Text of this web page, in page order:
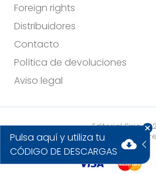
cloud_download
Pulsa aquí y utiliza tu
CÓDIGO DE DESCARGAS
Foreign rights
Distribuidores
Contacto
Política de devoluciones
Aviso legal
Editorial Sirio
Todos los derechos